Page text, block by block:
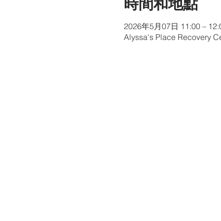
時間和地點
2026年5月07日 11:00 –
Alyssa's Place Recovery